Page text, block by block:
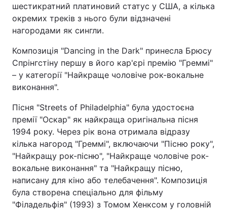
Тема оформлення
шестикратний платиновий статус у США, а кілька
окремих треків з нього були відзначені
нагородами як сингли.
Композиція "Dancing in the Dark" принесла Брюсу
Спрінгстіну першу в його кар'єрі премію "Греммі"
– у категорії "Найкраще чоловіче рок-вокальне
виконання".
Пісня "Streets of Philadelphia" була удостоєна
премії "Оскар" як найкраща оригінальна пісня
1994 року. Через рік вона отримала відразу
кілька нагород "Греммі", включаючи "Пісню року",
"Найкращу рок-пісню", "Найкраще чоловіче рок-
вокальне виконання" та "Найкращу пісню,
написану для кіно або телебачення". Композиція
була створена спеціально для фільму
"Філадельфія" (1993) з Томом Хенксом у головній